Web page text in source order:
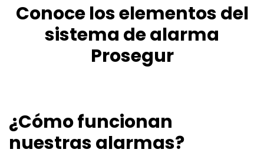
Conoce los elementos del
sistema de alarma
Prosegur
¿Cómo funcionan
nuestras alarmas?